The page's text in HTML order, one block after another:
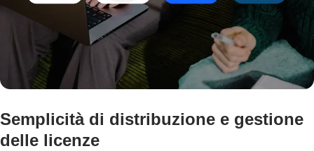
Semplicità di distribuzione e gestione
delle licenze